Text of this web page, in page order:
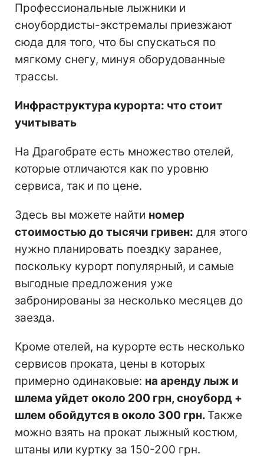
Профессиональные лыжники и
сноубордисты-экстремалы приезжают
сюда для того, что бы спускаться по
мягкому снегу, минуя оборудованные
трассы.
Инфраструктура курорта: что стоит
учитывать
На Драгобрате есть множество отелей,
которые отличаются как по уровню
сервиса, так и по цене.
Здесь вы можете найти номер
стоимостью до тысячи гривен: для этого
нужно планировать поездку заранее,
поскольку курорт популярный, и самые
выгодные предложения уже
забронированы за несколько месяцев до
заезда.
Кроме отелей, на курорте есть несколько
сервисов проката, цены в которых
примерно одинаковые: на аренду лыж и
шлема уйдет около 200 грн, сноуборд +
шлем обойдутся в около 300 грн. Также
можно взять на прокат лыжный костюм,
штаны или куртку за 150-200 грн.